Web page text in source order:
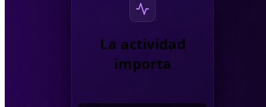
La actividad
importa